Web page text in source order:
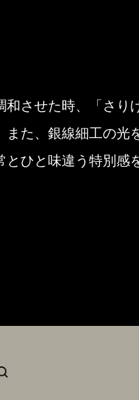
させた時、「さり
た、銀線細工の光
ひと味違う特別感